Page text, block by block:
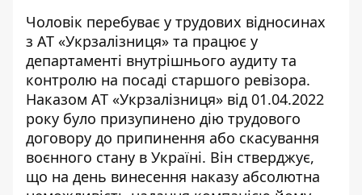
Чоловік перебуває у трудових відносинах
з АТ «Укрзалізниця» та працює у
департаменті внутрішнього аудиту та
контролю на посаді старшого ревізора.
Наказом АТ «Укрзалізниця» від 01.04.2022
року було призупинено дію трудового
договору до припинення або скасування
воєнного стану в Україні. Він стверджує,
що на день винесення наказу абсолютна